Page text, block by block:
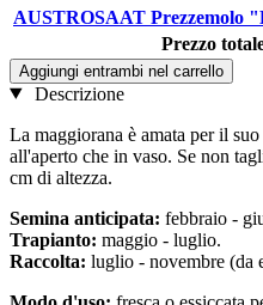
AUSTROSAAT Prezzemolo
Prezzo
Aggiungi entrambi nel carrello
Descrizione
La maggiorana è amata per il
all'aperto che in vaso. Se non
cm di altezza.
Semina anticipata: febbraio -
Trapianto: maggio - luglio.
Raccolta: luglio - novembre (da